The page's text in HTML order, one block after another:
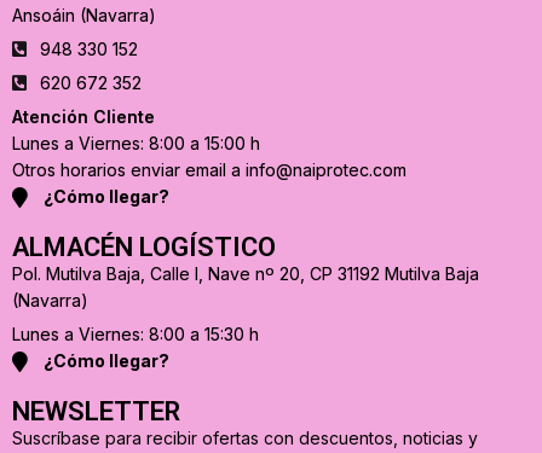
Ansoáin (Navarra)
948 330 152
620 672 352
Atención Cliente
Lunes a Viernes: 8:00 a 15:00 h
Otros horarios enviar email a info@naiprotec.com
¿Cómo llegar?
ALMACÉN LOGÍSTICO
Pol. Mutilva Baja, Calle I, Nave nº 20, CP 31192 Mutilva Baja
(Navarra)
Lunes a Viernes: 8:00 a 15:30 h
¿Cómo llegar?
NEWSLETTER
Suscríbase para recibir ofertas con descuentos, noticias y